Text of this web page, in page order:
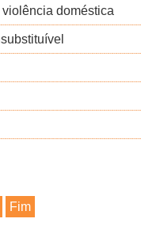
doméstica
Fim